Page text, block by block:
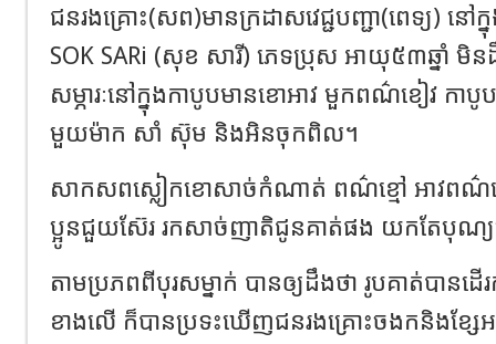
ជនរងគ្រោះ(សព)មានក្រដាសវេជ្ជបញ្ជា(ពេទ្យ) នៅ
SOK SARi (សុខ សារី) ភេទប្រុស អាយុ៥៣ឆ្នាំ មិ
សម្ភារៈនៅក្នុងកាបូបមានខោអាវ មួកពណ៌ខៀវ កា
មួយម៉ាក សាំ ស៊ុម និងអិនចុកពិល។
សាកសពស្លៀកខោសាច់កំណាត់ ពណ៌ខ្មៅ អាវពណ៌ខ
ប្អូនជួយស៊ែរ រកសាច់ញាតិជូនគាត់ផង យកតែបុណ្
តាមប្រភពពីបុរសម្នាក់ បានឲ្យដឹងថា រូបគាត់បាន
ខាងលើ ក៏បានប្រទះឃើញជនរងគ្រោះចងកនិងខ្ស